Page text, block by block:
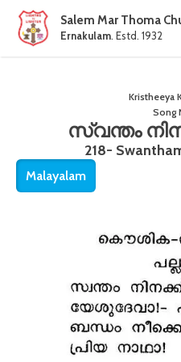
Salem Mar Thoma
Ernakulam. Estd. 1932
Kristheeya
Song
സ്വന്തം
218-
Malayalam